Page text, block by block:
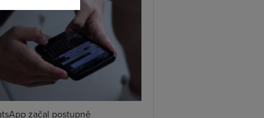
začal postupně